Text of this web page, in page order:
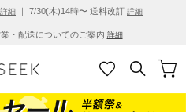
詳細 ｜ 7/30(木)14時〜 送料改訂 詳細
・配送についてのご案内 詳細